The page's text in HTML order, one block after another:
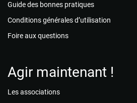
Guide des bonnes pratiques
Conditions générales d’utilisation
Foire aux questions
Agir maintenant !
Les associations